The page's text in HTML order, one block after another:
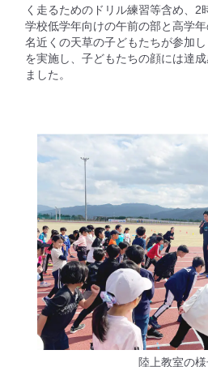
く走るためのドリル練習等含め、2
学校低学年向けの午前の部と高学
名近くの天草の子どもたちが参加
を実施し、子どもたちの顔には達
ました。
陸上教室の